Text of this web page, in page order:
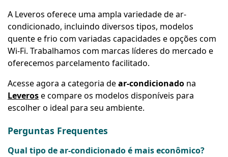
A Leveros oferece uma ampla variedade de ar-
condicionado, incluindo diversos tipos, modelos
quente e frio com variadas capacidades e opções com
Wi-Fi. Trabalhamos com marcas líderes do mercado e
oferecemos parcelamento facilitado.
Acesse agora a categoria dear-condicionado na
Leverose compare os modelos disponíveis para
escolher o ideal para seu ambiente.
Perguntas Frequentes
Qual tipo de ar-condicionado é mais econômico?